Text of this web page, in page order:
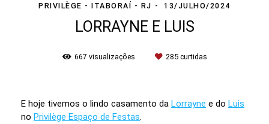
PRIVILÈGE - ITABORAÍ - RJ
13/JULHO/2024
LORRAYNE E LUIS
667 visualizações 285curtidas
E hoje tivemos o lindo casamento da Lorrayne e do Luis
no Privilège Espaço de Festas